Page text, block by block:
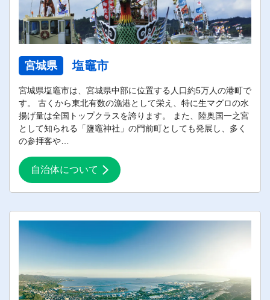
宮城県 塩竈市
宮城県塩竈市は、宮城県中部に位置する人口約5万人の港町で
す。 古くから東北有数の漁港として栄え、特に生マグロの水
揚げ量は全国トップクラスを誇ります。 また、陸奥国一之宮
として知られる「鹽竈神社」の門前町としても発展し、多く
の参拝客や…
自治体について